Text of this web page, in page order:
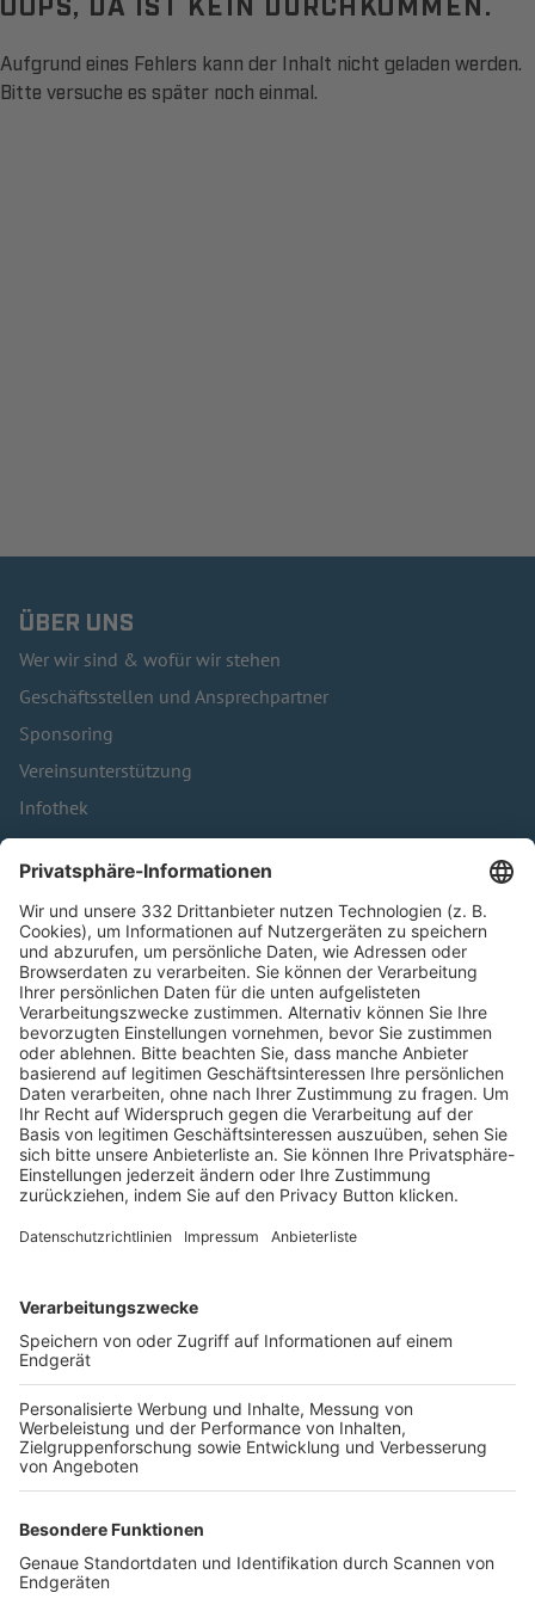
Aufgrund eines Fehlers kann der Inhalt nicht geladen werden.
Bitte versuche es später noch einmal.
ÜBER UNS
Wer wir sind & wofür wir stehen
Geschäftsstellen und Ansprechpartner
Sponsoring
Vereinsunterstützung
Infothek
Kontakt
HÄUFIG BESUCHTE SEITEN
Pässe und Vereinswechsel
Trainerausbildung
Schulungsangebot Vereinsmitarbeiter
BFV-Geschäftsstellen
Trainerbörse
Login SpielPlus
FOLGE DEM BFV
TOP-VEREINE
TOP-PARTNER